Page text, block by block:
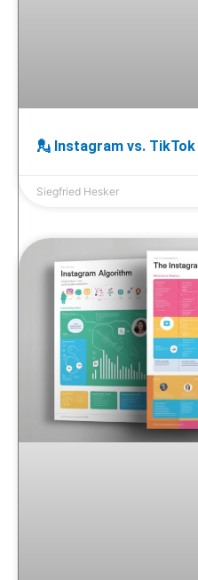
💂 Instagram vs. TikTok
Siegfried Hesker